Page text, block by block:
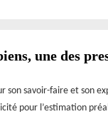
une des
savoir-faire et son
pour l’estimation